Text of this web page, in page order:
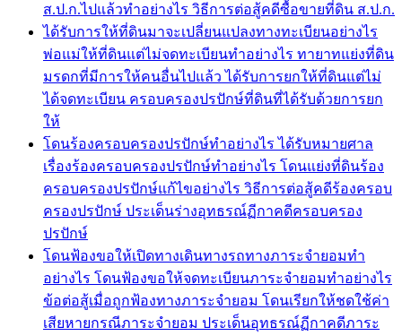
ส.ป.ก.ไปแล้วทำอย่างไร วิธีการต่อสู้คดีซื้อขายที่ดิน ส.ป.ก.
ได้รับการให้ที่ดินมาจะเปลี่ยนแปลงทางทะเบียนอย่างไร
พ่อแม่ให้ที่ดินแต่ไม่จดทะเบียนทำอย่างไร ทายาทแย่งที่ดิน
มรดกที่มีการให้คนอื่นไปแล้ว ได้รับการยกให้ที่ดินแต่ไม่
ได้จดทะเบียน ครอบครองปรปักษ์ที่ดินที่ได้รับด้วยการยก
ให้
โดนร้องครอบครองปรปักษ์ทำอย่างไร ได้รับหมายศาล
เรื่องร้องครอบครองปรปักษ์ทำอย่างไร โดนแย่งที่ดินร้อง
ครอบครองปรปักษ์แก้ไขอย่างไร วิธีการต่อสู้คดีร้องครอบ
ครองปรปักษ์ ประเด็นร่างอุทธรณ์ฏีกาคดีครอบครอง
ปรปักษ์
โดนฟ้องขอให้เปิดทางเดินทางรถทางภาระจำยอมทำ
อย่างไร โดนฟ้องขอให้จดทะเบียนภาระจำยอมทำอย่างไร
ข้อต่อสู้เมื่อถูกฟ้องทางภาระจำยอม โดนเรียกให้ชดใช้ค่า
เสียหายกรณีภาระจำยอม ประเด็นอุทธรณ์ฏีกาคดีภาระ